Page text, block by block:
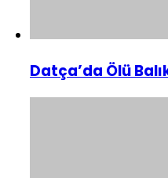
Datça’da Ölü